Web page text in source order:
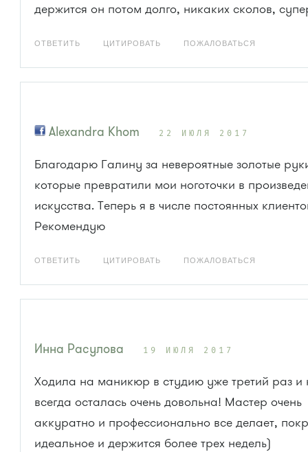
держится он потом долго, никаких сколов,
ОТВЕТИТЬ ЦИТИРОВАТЬ ПОЖАЛОВАТЬСЯ
Alexandra Khom 22 ИЮЛЯ 2017
Благодарю Галину за невероятные золотые
которые превратили мои ноготочки в
искусства. Теперь я в числе постоянных
Рекомендую
ОТВЕТИТЬ ЦИТИРОВАТЬ ПОЖАЛОВАТЬСЯ
Инна Расулова 19 ИЮЛЯ 2017
Ходила на маникюр в студию уже третий раз и
всегда осталась очень довольна! Мастер очень
аккуратно и профессионально все делает,
идеальное и держится более трех недель)